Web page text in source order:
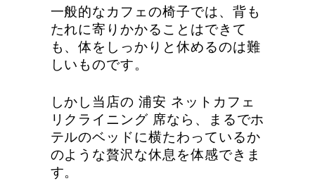
一般的なカフェの椅子では、背も
たれに寄りかかることはできて
も、体をしっかりと休めるのは難
しいものです。
しかし当店の 浦安 ネットカフェ
リクライニング 席なら、まるでホ
テルのベッドに横たわっているか
のような贅沢な休息を体感できま
す。